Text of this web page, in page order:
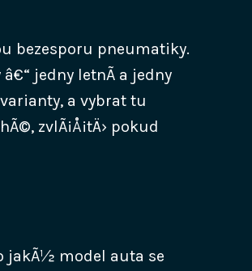
bezesporu pneumatiky.
jedny letnÃ­ a jedny
a vybrat tu
zvlÃ¡Å¡tÄ› pokud
jakÃ½ model auta se